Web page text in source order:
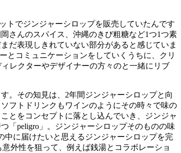
トでジンジャーシロップを販売していたんです
さんのスパイス、沖縄のきび粗糖など1つ1つ素
だ表現しきれていない部分があると感じていま
とコミュニケーションをしていくうちに、クリ
ィレクターやデザイナーの方々のと一緒にリブ
。その知見は、 2年間ジンジャーシロップと向
フトドリンクもワインのようにその時々で味の
とをコンセプトに落とし込んでいき、ジンジャ
「 peligro 」。ジンジャーシロップそのものの味
中に届けたいと思えるジンジャーシロップを完
外性を狙って、例えば銭湯とコラボレーショ